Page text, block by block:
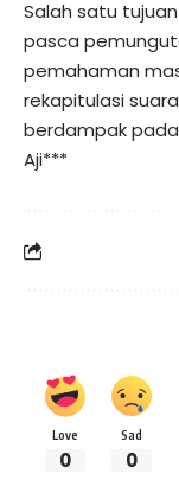
Salah satu
pasca
pemahaman
rekapitulasi
berdampak
Aji***
Love
0
Sad
0